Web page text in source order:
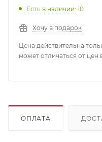
Есть в наличии: 10
Хочу в подарок
Цена действительна
может отличаться от цен
ОПЛАТА